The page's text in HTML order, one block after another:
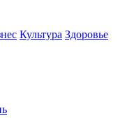
Культура Здоровье